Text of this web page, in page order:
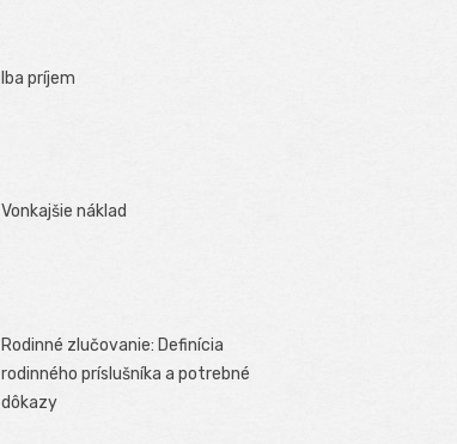
Iba príjem
Vonkajšie náklad
Rodinné zlučovanie: Definícia
rodinného príslušníka a potrebné
dôkazy